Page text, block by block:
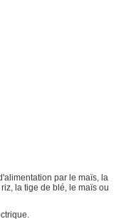
par le maïs, la
la tige de blé, le maïs ou